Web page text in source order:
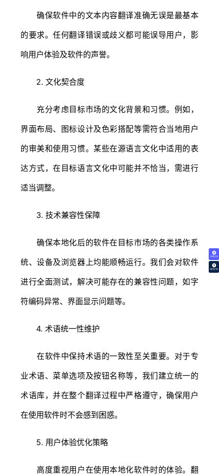
免费试译
翻译价格
确保软件中的文本内容翻译准确无误是最基本
的要求。任何翻译错误或歧义都可能误导用户，影
响用户体验及软件的声誉。
2. 文化契合度
充分考虑目标市场的文化背景和习惯。例如，
界面布局、图标设计及色彩搭配等需符合当地用户
的审美和使用习惯。某些在源语言文化中适用的表
达方式，在目标语言文化中可能并不恰当，需进行
适当调整。
3. 技术兼容性保障
确保本地化后的软件在目标市场的各类操作系
统、设备及浏览器上均能顺畅运行。我们会对软件
进行全面测试，解决可能存在的兼容性问题，如字
符编码异常、界面显示问题等。
4. 术语统一性维护
在软件中保持术语的一致性至关重要。对于专
业术语、菜单选项及按钮名称等，我们建立统一的
术语库，并在整个翻译过程中严格遵守，确保用户
在使用软件时不会感到困惑。
5. 用户体验优化策略
高度重视用户在使用本地化软件时的体验。翻